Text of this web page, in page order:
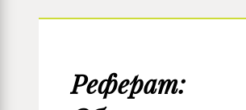
Реферат: